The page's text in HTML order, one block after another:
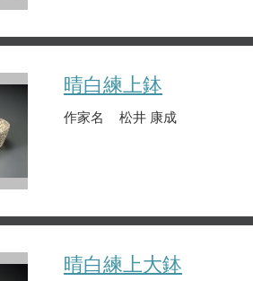
晴白練上鉢
作家名 松井 康成
晴白練上大鉢